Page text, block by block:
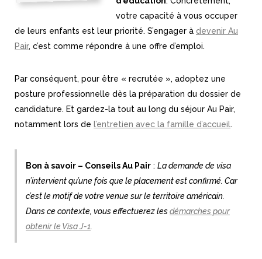
votre capacité à vous occuper
de leurs enfants est leur priorité. S’engager à devenir Au
Pair, c’est comme répondre à une offre d’emploi.
Par conséquent, pour être « recrutée », adoptez une
posture professionnelle dès la préparation du dossier de
candidature. Et gardez-la tout au long du séjour Au Pair,
notamment lors de l’entretien avec la famille d’accueil.
Bon à savoir – Conseils Au Pair : La demande de visa
n’intervient qu’une fois que le placement est confirmé. Car
c’est le motif de votre venue sur le territoire américain.
Dans ce contexte, vous effectuerez lesdémarches pour
obtenir le Visa J-1.